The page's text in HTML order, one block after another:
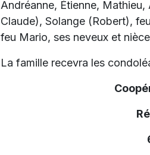
Andréanne, Étienne,
Claude), Solange (Robert),
feu Mario, ses neveux et
La famille recevra les